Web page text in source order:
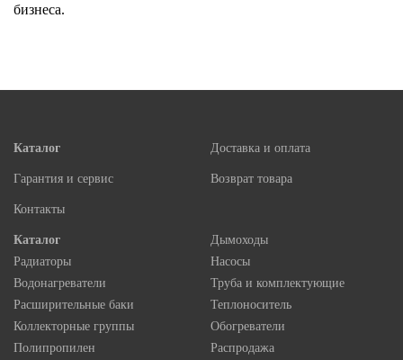
бизнеса.
Каталог Доставка и оплата
Гарантия и сервис Возврат товара
Контакты
Каталог
Дымоходы
Радиаторы
Насосы
Водонагреватели
Труба и комплектующие
Расширительные баки
Теплоноситель
Коллекторные группы
Обогреватели
Полипропилен
Распродажа